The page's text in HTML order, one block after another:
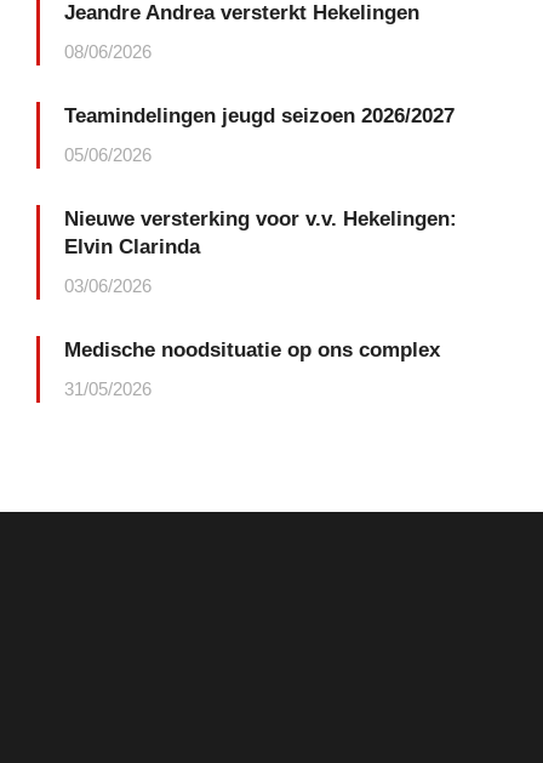
Jeandre Andrea versterkt Hekelingen
08/06/2026
Teamindelingen jeugd seizoen 2026/2027
05/06/2026
Nieuwe versterking voor v.v. Hekelingen:
Elvin Clarinda
03/06/2026
Medische noodsituatie op ons complex
31/05/2026